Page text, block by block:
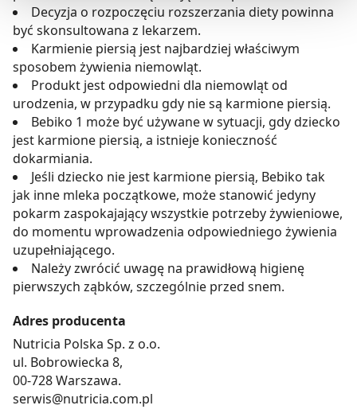
Możesz również kliknąć „Zaakceptuj niezbędne
będzie oznaczało, że nie wyrażasz zgody na
pozyskiwanie od Ciebie danych, które nie są niezbędne
dla funkcjonowania Strony. Będzie się to jednak wiązało
z brakiem dostępu do wszystkich funkcjonalności
Strony.
Decyzja o rozpoczęciu rozszerzania diety powinna
być skonsultowana z lekarzem.
Karmienie piersią jest najbardziej właściwym
sposobem żywienia niemowląt.
Produkt jest odpowiedni dla niemowląt od
urodzenia, w przypadku gdy nie są karmione piersią.
Bebiko 1 może być używane w sytuacji, gdy dziecko
jest karmione piersią, a istnieje konieczność
dokarmiania.
Jeśli dziecko nie jest karmione piersią, Bebiko tak
jak inne mleka początkowe, może stanowić jedyny
pokarm zaspokajający wszystkie potrzeby żywieniowe,
do momentu wprowadzenia odpowiedniego żywienia
uzupełniającego.
Należy zwrócić uwagę na prawidłową higienę
pierwszych ząbków, szczególnie przed snem.
Adres producenta
Nutricia Polska Sp. z o.o.
ul. Bobrowiecka 8,
00-728 Warszawa.
serwis@nutricia.com.pl